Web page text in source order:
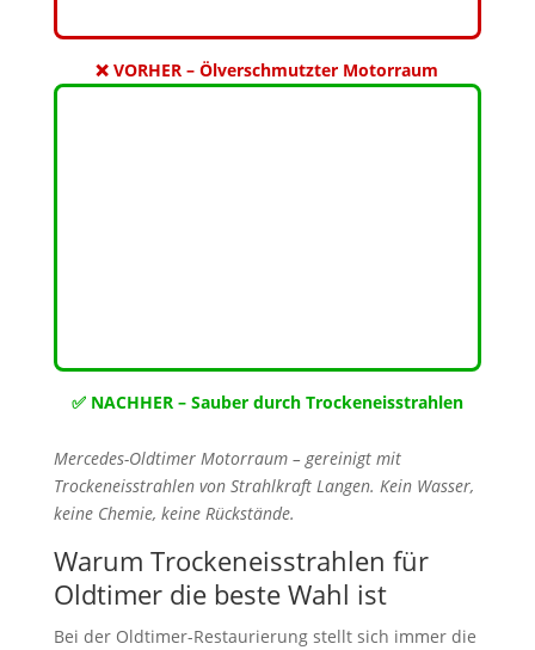
❌ VORHER – Ölverschmutzter Motorraum
✅ NACHHER – Sauber durch Trockeneisstrahlen
Mercedes-Oldtimer Motorraum – gereinigt mit
Trockeneisstrahlen von Strahlkraft Langen. Kein Wasser,
keine Chemie, keine Rückstände.
Warum Trockeneisstrahlen für
Oldtimer die beste Wahl ist
Bei der Oldtimer-Restaurierung stellt sich immer die